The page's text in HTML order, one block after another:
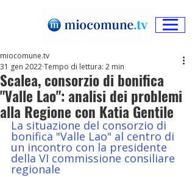
Scalea, consorzio di bonifica
"Valle Lao": analisi dei problemi
alla Regione con Katia Gentile
miocomune.tv
31 gen 2022Tempo di lettura: 2 min
La situazione del consorzio di
bonifica "Valle Lao" al centro di
un incontro con la presidente
della VI commissione consiliare
regionale